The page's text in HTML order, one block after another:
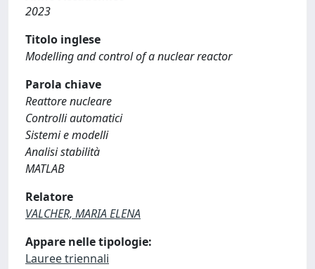
2023
Titolo inglese
Modelling and control of a nuclear reactor
Parola chiave
Reattore nucleare
Controlli automatici
Sistemi e modelli
Analisi stabilità
MATLAB
Relatore
VALCHER, MARIA ELENA
Appare nelle tipologie:
Lauree triennali